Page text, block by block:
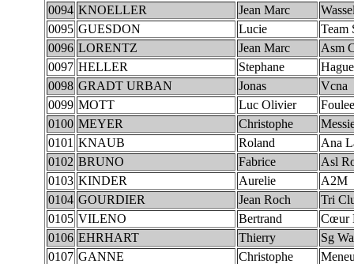
0094 KNOELLER Jean Marc
0095 GUESDON Lucie
Team
0096 LORENTZ Jean Marc
Asm
0097 HELLER Stephane
0098 GRADT URBAN Jonas
Vcna
0099 MOTT Luc Olivier
0100 MEYER Christophe
0101 KNAUB Roland
Ana
0102 BRUNO Fabrice
Asl
0103 KINDER Aurelie
A2M
0104 GOURDIER Jean Roch
Tri
0105 VILENO Bertrand
Cœur
0106 EHRHART Thierry
Sg
0107 GANNE Christophe